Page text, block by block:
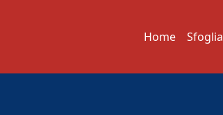
Home Sfoglia